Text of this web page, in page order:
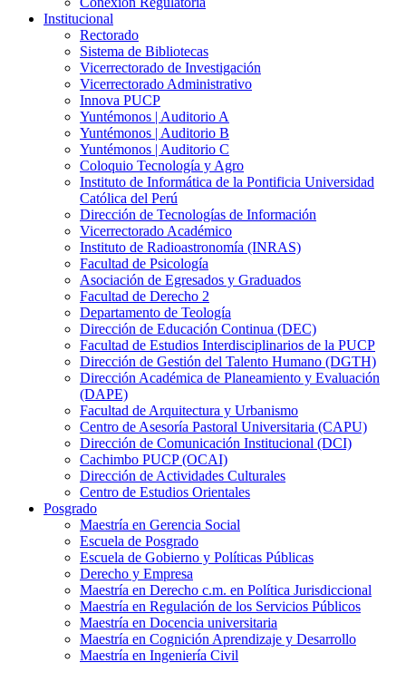
Institucional
Rectorado
Sistema de Bibliotecas
Vicerrectorado de Investigación
Vicerrectorado Administrativo
Innova PUCP
Yuntémonos | Auditorio A
Yuntémonos | Auditorio B
Yuntémonos | Auditorio C
Coloquio Tecnología y Agro
Instituto de Informática de la Pontificia Universidad
Católica del Perú
Dirección de Tecnologías de Información
Vicerrectorado Académico
Instituto de Radioastronomía (INRAS)
Facultad de Psicología
Asociación de Egresados y Graduados
Facultad de Derecho 2
Departamento de Teología
Dirección de Educación Continua (DEC)
Facultad de Estudios Interdisciplinarios de la PUCP
Dirección de Gestión del Talento Humano (DGTH)
Dirección Académica de Planeamiento y Evaluación
(DAPE)
Facultad de Arquitectura y Urbanismo
Centro de Asesoría Pastoral Universitaria (CAPU)
Dirección de Comunicación Institucional (DCI)
Cachimbo PUCP (OCAI)
Dirección de Actividades Culturales
Centro de Estudios Orientales
Posgrado
Maestría en Gerencia Social
Escuela de Posgrado
Escuela de Gobierno y Políticas Públicas
Derecho y Empresa
Maestría en Derecho c.m. en Política Jurisdiccional
Maestría en Regulación de los Servicios Públicos
Maestría en Docencia universitaria
Maestría en Cognición Aprendizaje y Desarrollo
Maestría en Ingeniería Civil